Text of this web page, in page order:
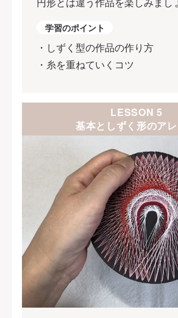
学習のポイント
・しずく型の作品の作り方
・糸を重ねていくコツ
LESSON 5
基本としずく形のア